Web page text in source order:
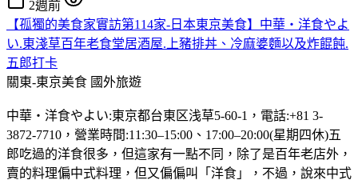
2週前
【孤獨的美食家實訪第114家-日本東京美食】中華・洋食やよ
い.東淺草百年老食堂居酒屋.上豬排丼、冷麻婆麵以及炸餛飩.
五郎打卡
關東-東京美食 國外旅遊
中華・洋食やよい:東京都台東区浅草5-60-1，電話:+81 3-
3872-7710，營業時間:11:30–15:00、17:00–20:00(星期四休)五
郎吃過的洋食很多，但這家有一點不同，除了是百年老店外，
賣的料理偏中式料理，但又偏偏叫「洋食」，不過，說來中式